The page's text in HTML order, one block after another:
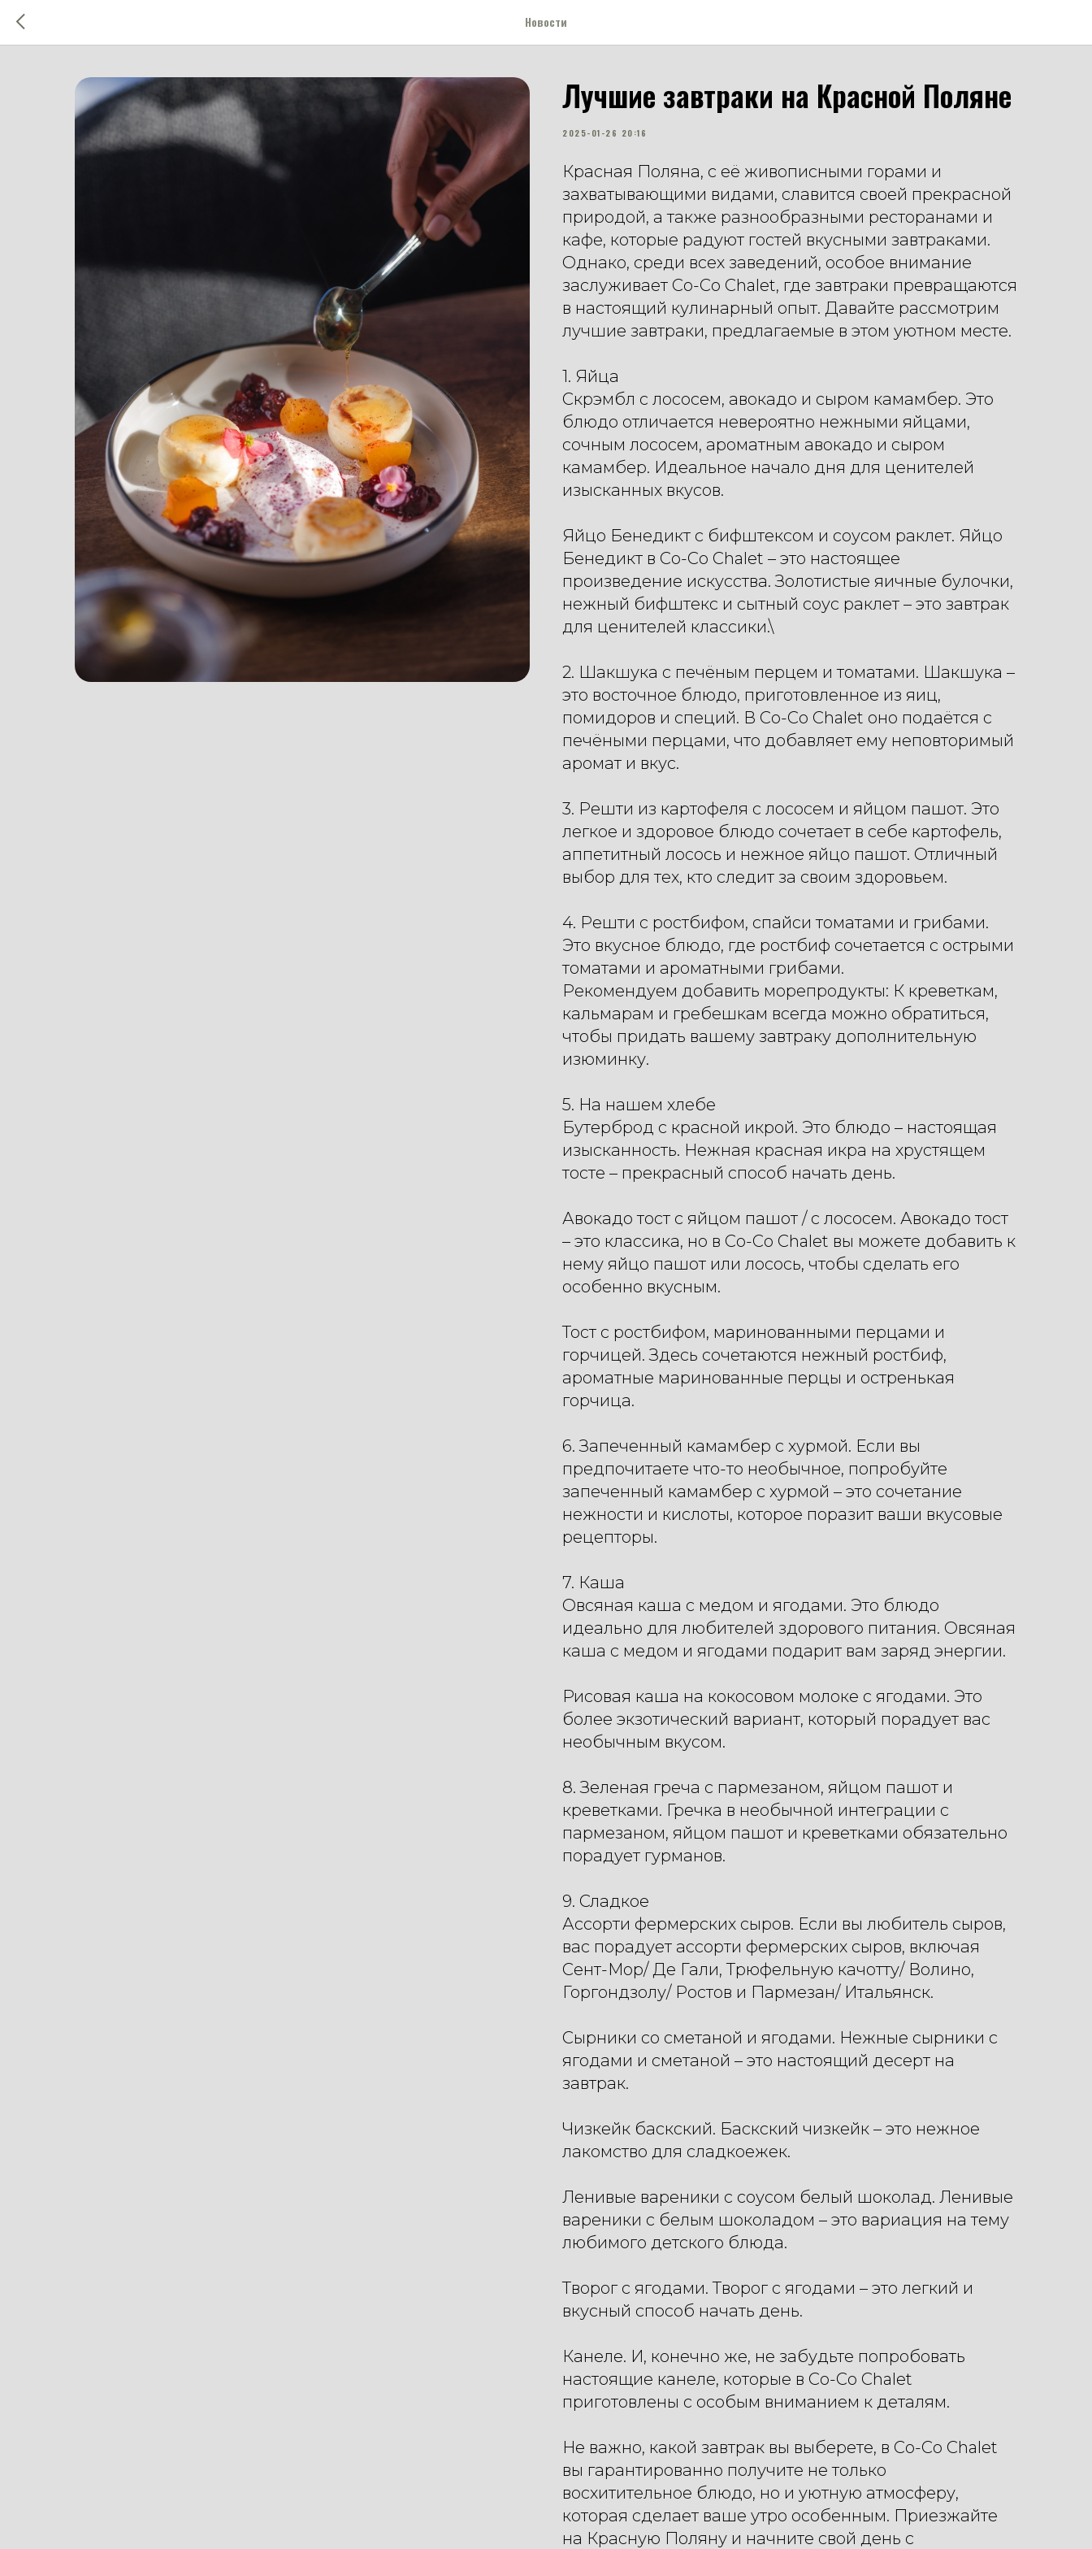
Новости
Лучшие завтраки на Красной Поляне
2025-01-26 20:16
Красная Поляна, с её живописными горами и
захватывающими видами, славится своей прекрасной
природой, а также разнообразными ресторанами и
кафе, которые радуют гостей вкусными завтраками.
Однако, среди всех заведений, особое внимание
заслуживает Co-Co Chalet, где завтраки превращаются
в настоящий кулинарный опыт. Давайте рассмотрим
лучшие завтраки, предлагаемые в этом уютном месте.
1. Яйца
Скрэмбл с лососем, авокадо и сыром камамбер. Это
блюдо отличается невероятно нежными яйцами,
сочным лососем, ароматным авокадо и сыром
камамбер. Идеальное начало дня для ценителей
изысканных вкусов.
Яйцо Бенедикт с бифштексом и соусом раклет. Яйцо
Бенедикт в Co-Co Chalet – это настоящее
произведение искусства. Золотистые яичные булочки,
нежный бифштекс и сытный соус раклет – это завтрак
для ценителей классики.\
2. Шакшука с печёным перцем и томатами. Шакшука –
это восточное блюдо, приготовленное из яиц,
помидоров и специй. В Co-Co Chalet оно подаётся с
печёными перцами, что добавляет ему неповторимый
аромат и вкус.
3. Решти из картофеля с лососем и яйцом пашот. Это
легкое и здоровое блюдо сочетает в себе картофель,
аппетитный лосось и нежное яйцо пашот. Отличный
выбор для тех, кто следит за своим здоровьем.
4. Решти с ростбифом, спайси томатами и грибами.
Это вкусное блюдо, где ростбиф сочетается с острыми
томатами и ароматными грибами.
Рекомендуем добавить морепродукты: К креветкам,
кальмарам и гребешкам всегда можно обратиться,
чтобы придать вашему завтраку дополнительную
изюминку.
5. На нашем хлебе
Бутерброд с красной икрой. Это блюдо – настоящая
изысканность. Нежная красная икра на хрустящем
тосте – прекрасный способ начать день.
Авокадо тост с яйцом пашот / с лососем. Авокадо тост
– это классика, но в Co-Co Chalet вы можете добавить к
нему яйцо пашот или лосось, чтобы сделать его
особенно вкусным.
Тост с ростбифом, маринованными перцами и
горчицей. Здесь сочетаются нежный ростбиф,
ароматные маринованные перцы и остренькая
горчица.
6. Запеченный камамбер с хурмой. Если вы
предпочитаете что-то необычное, попробуйте
запеченный камамбер с хурмой – это сочетание
нежности и кислоты, которое поразит ваши вкусовые
рецепторы.
7. Каша
Овсяная каша с медом и ягодами. Это блюдо
идеально для любителей здорового питания. Овсяная
каша с медом и ягодами подарит вам заряд энергии.
Рисовая каша на кокосовом молоке с ягодами. Это
более экзотический вариант, который порадует вас
необычным вкусом.
8. Зеленая греча с пармезаном, яйцом пашот и
креветками. Гречка в необычной интеграции с
пармезаном, яйцом пашот и креветками обязательно
порадует гурманов.
9. Сладкое
Ассорти фермерских сыров. Если вы любитель сыров,
вас порадует ассорти фермерских сыров, включая
Сент-Мор/ Де Гали, Трюфельную качотту/ Волино,
Горгондзолу/ Ростов и Пармезан/ Итальянск.
Сырники со сметаной и ягодами. Нежные сырники с
ягодами и сметаной – это настоящий десерт на
завтрак.
Чизкейк баскский. Баскский чизкейк – это нежное
лакомство для сладкоежек.
Ленивые вареники с соусом белый шоколад. Ленивые
вареники с белым шоколадом – это вариация на тему
любимого детского блюда.
Творог с ягодами. Творог с ягодами – это легкий и
вкусный способ начать день.
Канеле. И, конечно же, не забудьте попробовать
настоящие канеле, которые в Co-Co Chalet
приготовлены с особым вниманием к деталям.
Не важно, какой завтрак вы выберете, в Co-Co Chalet
вы гарантированно получите не только
восхитительное блюдо, но и уютную атмосферу,
которая сделает ваше утро особенным. Приезжайте
на Красную Поляну и начните свой день с